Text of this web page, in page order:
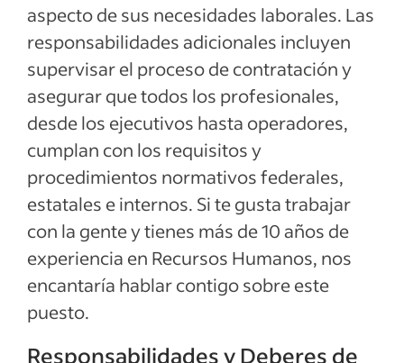
aspecto de sus necesidades laborales. Las
responsabilidades adicionales incluyen
supervisar el proceso de contratación y
asegurar que todos los profesionales,
desde los ejecutivos hasta operadores,
cumplan con los requisitos y
procedimientos normativos federales,
estatales e internos. Si te gusta trabajar
con la gente y tienes más de 10 años de
experiencia en Recursos Humanos, nos
encantaría hablar contigo sobre este
puesto.
Responsabilidades y Deberes de